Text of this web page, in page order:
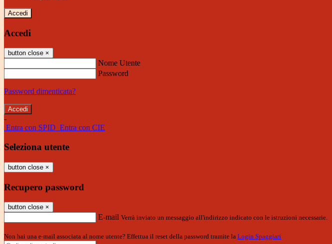
Accedi
Accedi
button close ×
Nome Utente
Password
Password dimenticata?
-
Entra con SPID Entra con CIE
Seleziona utente
button close ×
Recupero password
button close ×
E-mail Verrà inviato un messaggio all'indirizzo indicato con le istruzioni necessarie.
Non hai una e-mail associata al nome utente? Effettua il reset della password tramite la Login Spaggiari